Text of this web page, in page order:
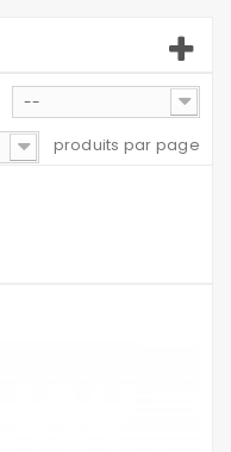
--
produits par page